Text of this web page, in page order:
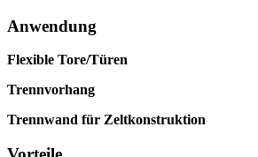
Anwendung
Flexible Tore/Türen
Trennvorhang
Trennwand für Zeltkonstruktion